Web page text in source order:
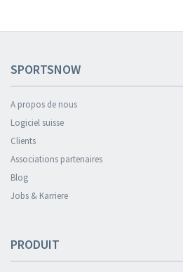
SPORTSNOW
A propos de nous
Logiciel suisse
Clients
Associations partenaires
Blog
Jobs & Karriere
PRODUIT